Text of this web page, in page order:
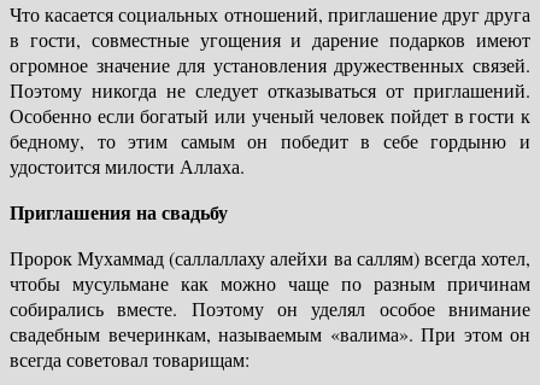
Что касается социальных отношений, приглашение друг друга
в гости, совместные угощения и дарение подарков имеют
огромное значение для установления дружественных связей.
Поэтому никогда не следует отказываться от приглашений.
Особенно если богатый или ученый человек пойдет в гости к
бедному, то этим самым он победит в себе гордыню и
удостоится милости Аллаха.
Приглашения на свадьбу
Пророк Мухаммад (саллаллаху алейхи ва саллям) всегда хотел,
чтобы мусульмане как можно чаще по разным причинам
собирались вместе. Поэтому он уделял особое внимание
свадебным вечеринкам, называемым «валима». При этом он
всегда советовал товарищам: